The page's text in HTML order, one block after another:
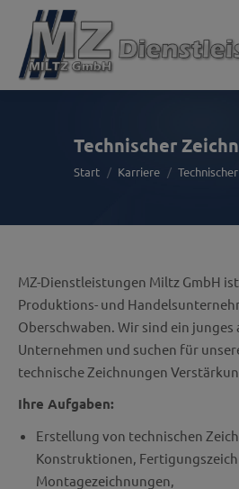
Technischer
Sie befinden sich hier:
Start Karriere
MZ-Dienstleistungen Miltz GmbH
Produktions- und
Oberschwaben. Wir sind ein
Unternehmen und suchen für
technische Zeichnungen
Ihre Aufgaben:
Erstellung von technischen
Konstruktionen,
Montagezeichnungen,